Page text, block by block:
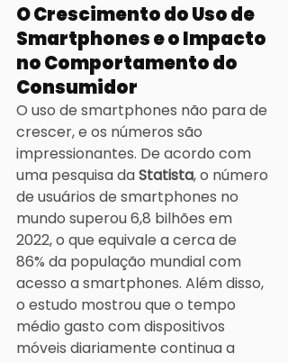
O Crescimento do Uso de
Smartphones e o Impacto
no Comportamento do
Consumidor
O uso de smartphones não para de
crescer, e os números são
impressionantes. De acordo com
uma pesquisa da Statista, o número
de usuários de smartphones no
mundo superou 6,8 bilhões em
2022, o que equivale a cerca de
86% da população mundial com
acesso a smartphones. Além disso,
o estudo mostrou que o tempo
médio gasto com dispositivos
móveis diariamente continua a